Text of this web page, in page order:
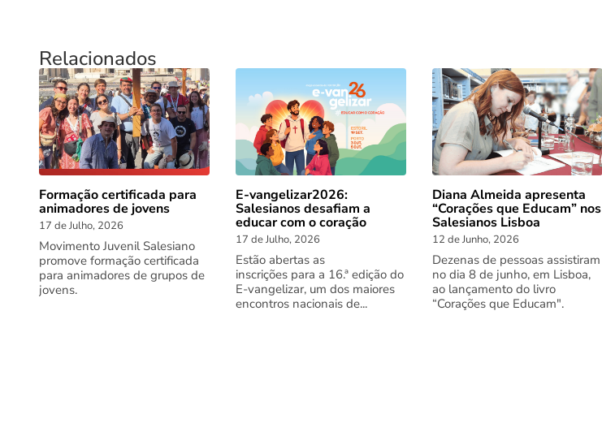
Relacionados
Formação certificada para
animadores de jovens
17 de Julho, 2026
Movimento Juvenil Salesiano
promove formação certificada
para animadores de grupos de
jovens.
E-vangelizar2026:
Salesianos desafiam a
educar com o coração
17 de Julho, 2026
Estão abertas as
inscrições para a 16.ª edição do
E-vangelizar, um dos maiores
encontros nacionais de...
Diana Almeida apresenta
“Corações que Educam” nos
Salesianos Lisboa
12 de Junho, 2026
Dezenas de pessoas assistiram
no dia 8 de junho, em Lisboa,
ao lançamento do livro
“Corações que Educam".